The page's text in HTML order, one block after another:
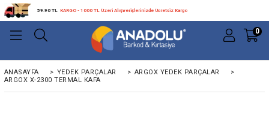
59.90 TL KARGO - 1000 TL Üzeri Alışverişlerinizde Ücretsiz Kargo
0
ANASAYFA > YEDEK PARÇALAR > ARGOX YEDEK PARÇALAR
>
ARGOX X-2300 TERMAL KAFA